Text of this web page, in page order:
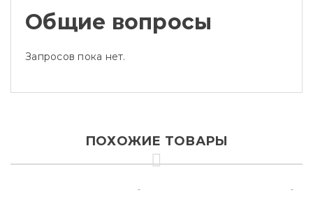
Общие вопросы
Запросов пока нет.
ПОХОЖИЕ ТОВАРЫ